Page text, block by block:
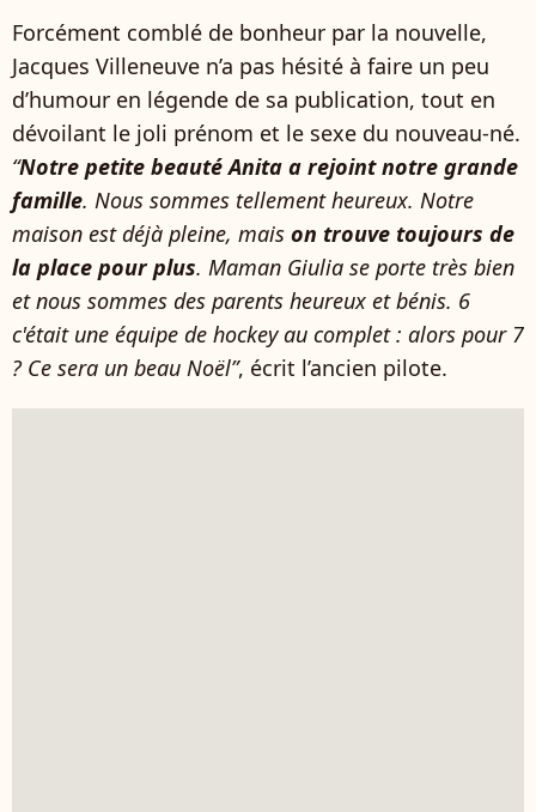
Forcément comblé de bonheur par la nouvelle,
Jacques Villeneuve n’a pas hésité à faire un peu
d’humour en légende de sa publication, tout en
dévoilant le joli prénom et le sexe du nouveau-né.
“Notre petite beauté Anita a rejoint notre grande
famille. Nous sommes tellement heureux. Notre
maison est déjà pleine, mais on trouve toujours de
la place pour plus. Maman Giulia se porte très bien
et nous sommes des parents heureux et bénis. 6
c'était une équipe de hockey au complet : alors pour 7
? Ce sera un beau Noël”, écrit l’ancien pilote.